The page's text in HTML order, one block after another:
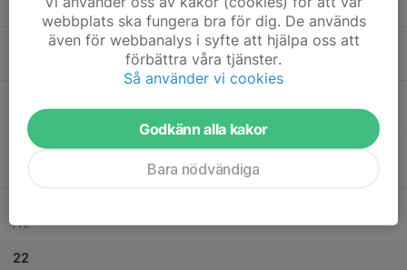
Ons
Fre
22
webbplats ska fungera bra för dig. De används
även för webbanalys i syfte att hjälpa oss att
förbättra våra tjänster.
Så använder vi cookies
Godkänn alla kakor
Bara nödvändiga